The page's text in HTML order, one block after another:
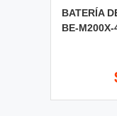
BATERÍA
BE-